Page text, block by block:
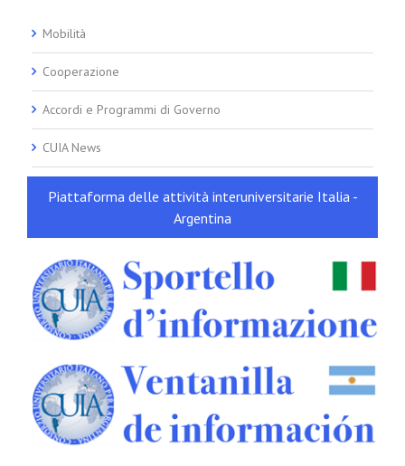
Mobilità
Cooperazione
Accordi e Programmi di Governo
CUIA News
Piattaforma delle attività interuniversitarie Italia -
Argentina